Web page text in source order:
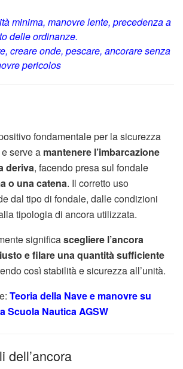
minima, manovre lente, precedenza a
delle ordinanze.
creare onde, pescare, ancorare senza
pericolos
fondamentale per la sicurezza
serve a mantenere l’imbarcazione
deriva, facendo presa sul fondale
o una catena. Il corretto uso
dal tipo di fondale, dalle condizioni
tipologia di ancora utilizzata.
significascegliere l’ancora
e filare una quantità sufficiente
così stabilità e sicurezza all’unità.
Teoria della Nave e manovre su
Scuola Nautica AGSW
dell’ancora